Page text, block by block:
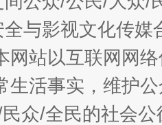
与影视文化传
网站以互联网网
生活事实，维护
众/全民的社会公